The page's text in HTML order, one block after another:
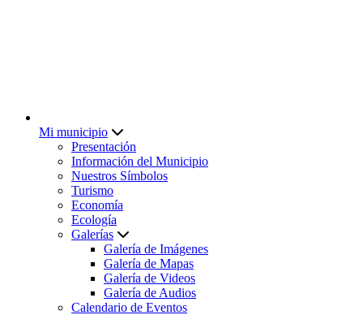
Mi municipio
Presentación
Información del Municipio
Nuestros Símbolos
Turismo
Economía
Ecología
Galerías
Galería de Imágenes
Galería de Mapas
Galería de Videos
Galería de Audios
Calendario de Eventos